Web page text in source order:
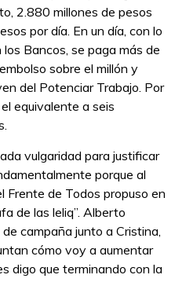
2.880 millones de pesos
por día. En un día, con lo
Bancos, se paga más de
sobre el millón y
del Potenciar Trabajo. Por
equivalente a seis
vulgaridad para justificar
porque al
Frente de Todos propuso en
de las leliq”. Alberto
campaña junto a Cristina,
cómo voy a aumentar
digo que terminando con la